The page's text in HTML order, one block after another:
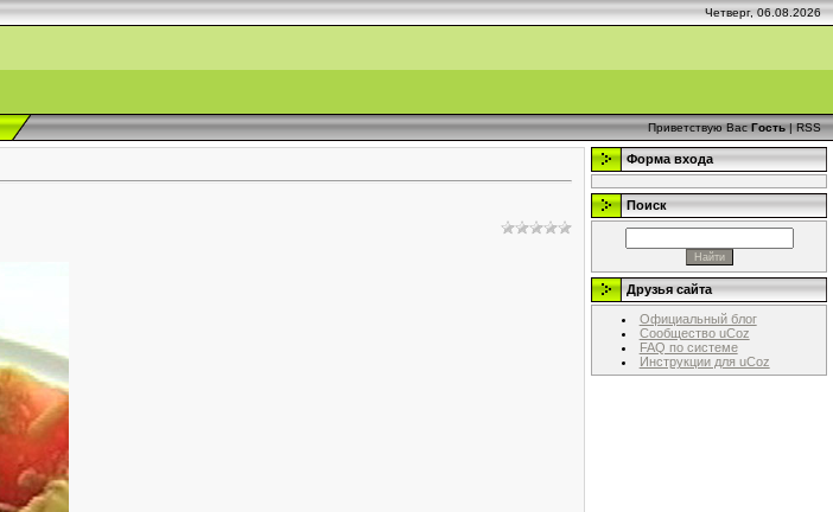
Четверг, 06.08.2026
Приветствую Вас Гость|RSS
Форма входа
Поиск
Друзья сайта
Официальный блог
Сообщество uCoz
FAQ по системе
Инструкции для uCoz